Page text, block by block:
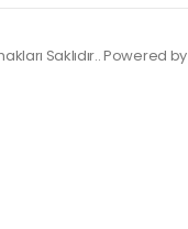
Saklıdır.. Powered by